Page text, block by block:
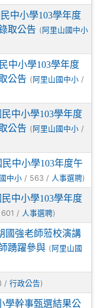
中小學103學年度
取公告 ( 阿里山國中小
中小學103學年度
公告 (阿里山國中小 /
中小學103學年度
公告 ( 阿里山國中小 /
中小學103年度午
中小 / 563 / 人事選聘)
中小學103學年度
/ 人事選聘)
國強老師蒞校演講
踴躍參與 (阿里山國
/ 行政公告)
學幹事甄選結果公